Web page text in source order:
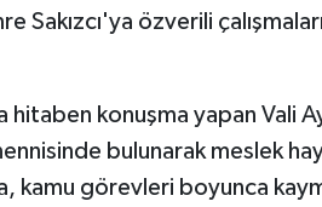
Sakızcı'ya özverili
konuşma yapan Vali
bulunarak meslek
kamu görevleri boyunca